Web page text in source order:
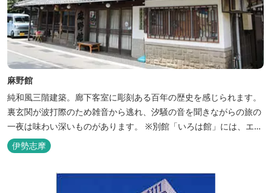
麻野館
純和風三階建築。廊下客室に彫刻ある百年の歴史を感じられます。
裏玄関が波打際のため雑音から逃れ、汐騒の音を聞きながらの旅の
一夜は味わい深いものがあります。 ※別館「いろは館」には、エイ
リアンやプレデターのリアルな模型があり、初めて見た方はビック
リしますよ。
伊勢志摩